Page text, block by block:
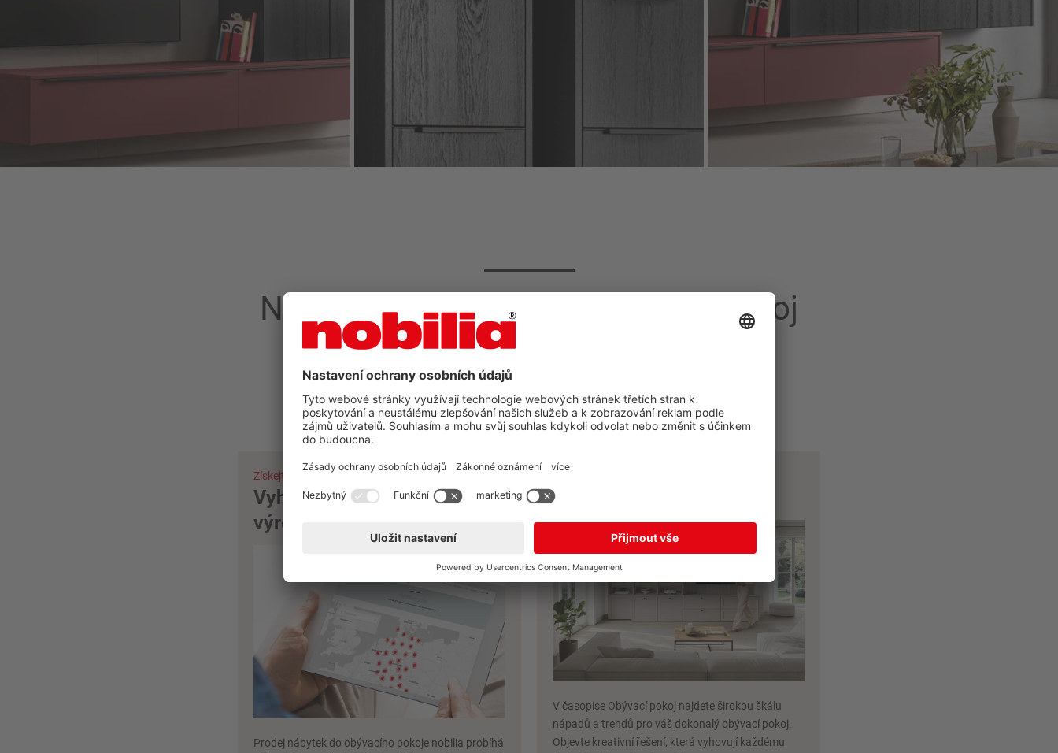
Našli jste svůj vysněný obývací pokoj
od společnosti nobilia?
Získejte radu hned teď
Vyhledávání prodejců
výrobků společnosti nobilia
Prodej nábytek do obývacího pokoje nobilia probíhá
Magazín bydlení nobilia
V časopise Obývací pokoj najdete širokou škálu
nápadů a trendů pro váš dokonalý obývací pokoj.
Objevte kreativní řešení, která vyhovují každému